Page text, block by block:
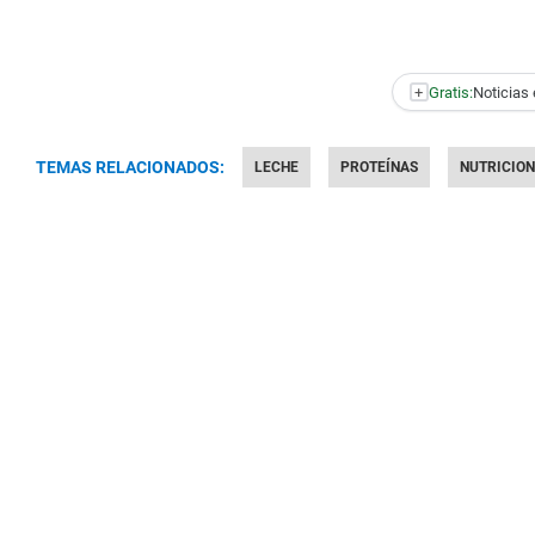
+ Gratis:Noticias
TEMAS RELACIONADOS: LECHE PROTEÍNAS